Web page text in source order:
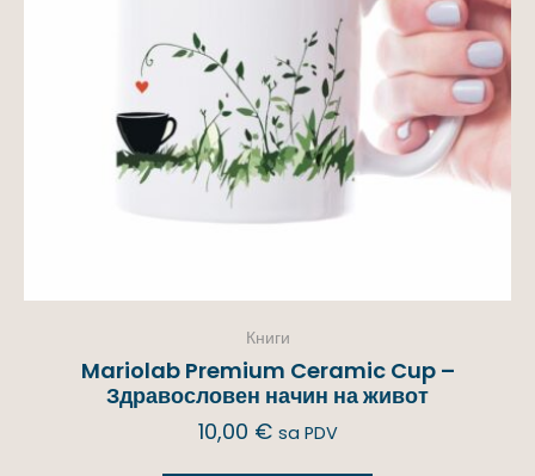
Книги
Mariolab Premium Ceramic Cup –
Здравословен начин на живот
10,00 € sa PDV